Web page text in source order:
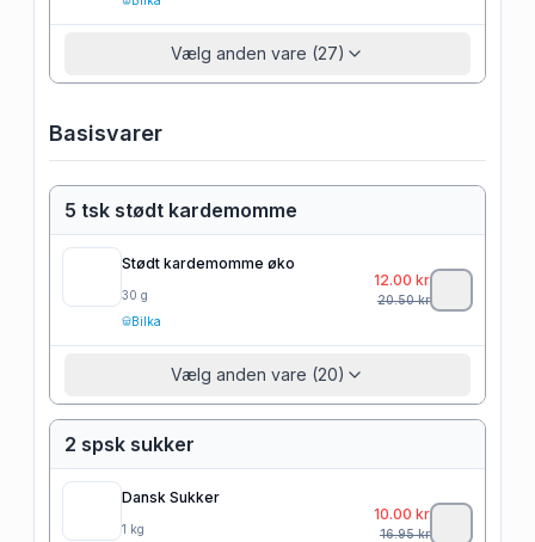
Vælg anden vare (27)
Basisvarer
5 tsk stødt kardemomme
Stødt kardemomme øko
30 g
Bilka
12.00 kr
20.50kr
Vælg anden vare (20)
2 spsk sukker
Dansk Sukker
1 kg
10.00 kr
16.95kr